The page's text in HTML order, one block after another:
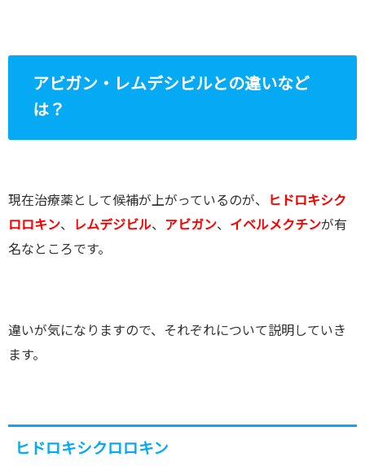
アビガン・レムデシビルとの違いなど
は？
現在治療薬として候補が上がっているのが、
ヒドロキシク
ロロキン、 レムデジビル、 アビガン、 イベルメクチンが有
名なところです。
違いが気になりますので、それぞれについて説明していき
ます。
ヒドロキシクロロキン